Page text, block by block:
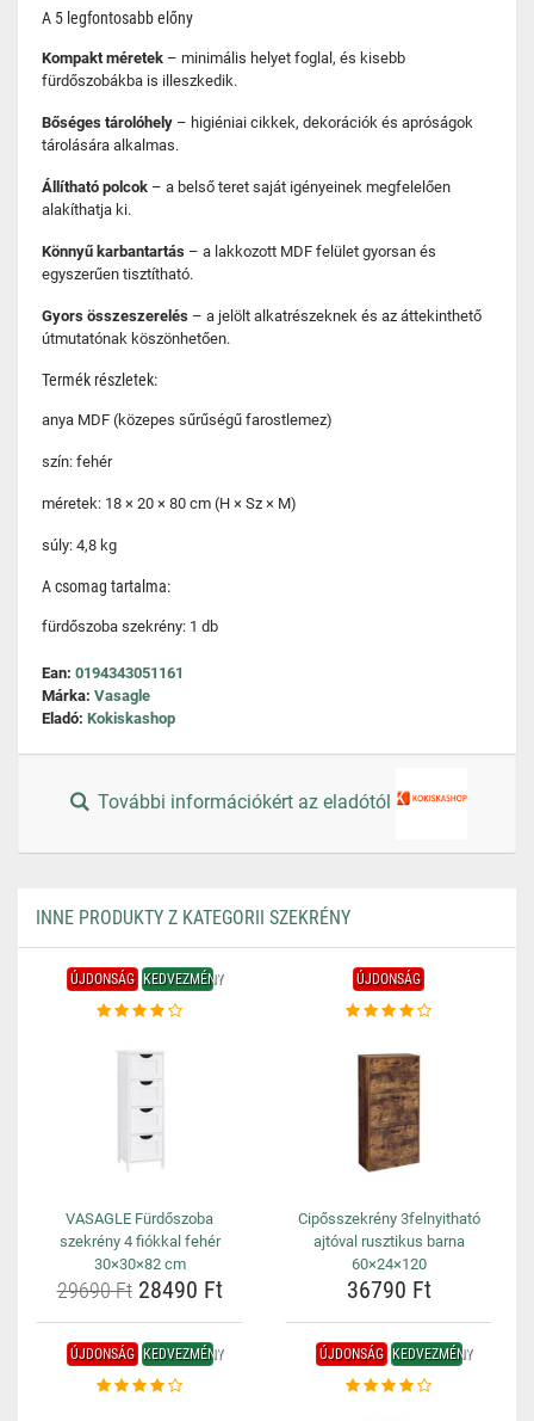
A 5 legfontosabb előny
Kompakt méretek – minimális helyet foglal, és kisebb
fürdőszobákba is illeszkedik.
Bőséges tárolóhely – higiéniai cikkek, dekorációk és apróságok
tárolására alkalmas.
Állítható polcok – a belső teret saját igényeinek megfelelően
alakíthatja ki.
Könnyű karbantartás – a lakkozott MDF felület gyorsan és
egyszerűen tisztítható.
Gyors összeszerelés – a jelölt alkatrészeknek és az áttekinthető
útmutatónak köszönhetően.
Termék részletek:
anya MDF (közepes sűrűségű farostlemez)
szín: fehér
méretek: 18 × 20 × 80 cm (H × Sz × M)
súly: 4,8 kg
A csomag tartalma:
fürdőszoba szekrény: 1 db
Ean: 0194343051161
Márka: Vasagle
Eladó: Kokiskashop
További információkért az eladótól
INNE PRODUKTY Z KATEGORII SZEKRÉNY
ÚJDONSÁG KEDVEZMÉNY
VASAGLE Fürdőszoba
szekrény 4 fiókkal fehér
30×30×82 cm
29690 Ft28490 Ft
ÚJDONSÁG
Cipősszekrény 3felnyitható
ajtóval rusztikus barna
60×24×120
36790 Ft
ÚJDONSÁG KEDVEZMÉNY ÚJDONSÁG KEDVEZMÉNY